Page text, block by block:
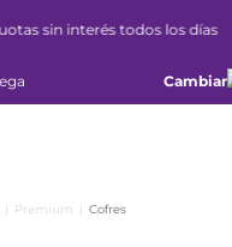
sin interés todos los días
Cambiar
Premium Cofres